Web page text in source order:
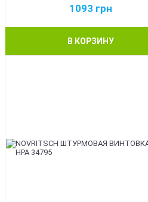
1093 грн
В КОРЗИНУ